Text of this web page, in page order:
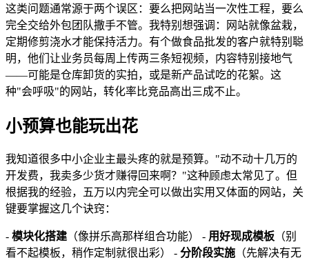
这类问题通常源于两个误区：要么把网站当一次性工程，要么
完全交给外包团队撒手不管。我特别想强调：网站就像盆栽，
定期修剪浇水才能保持活力。有个做食品批发的客户就特别聪
明，他们让业务员每周上传两三条短视频，内容特别接地气
——可能是仓库卸货的实拍，或是新产品试吃的花絮。这
种"会呼吸"的网站，转化率比竞品高出三成不止。
小预算也能玩出花
我知道很多中小企业主最头疼的就是预算。"动不动十几万的
开发费，我卖多少货才赚得回来啊？"这种顾虑太常见了。但
根据我的经验，五万以内完全可以做出实用又体面的网站，关
键要掌握这几个诀窍：
- 模块化搭建（像拼乐高那样组合功能） - 用好现成模板 （别
看不起模板，稍作定制就很出彩） - 分阶段实施 （先解决有无